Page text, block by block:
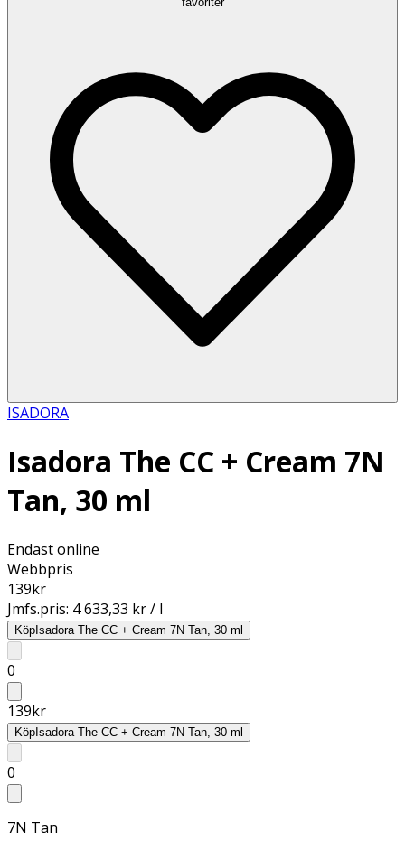
ISADORA
Isadora The CC + Cream 7N
Tan, 30 ml
Endast online
Webbpris
139kr
Jmfs.pris: 4 633,33 kr / l
KöpIsadora The CC + Cream 7N Tan, 30 ml
0
139kr
KöpIsadora The CC + Cream 7N Tan, 30 ml
0
7N Tan